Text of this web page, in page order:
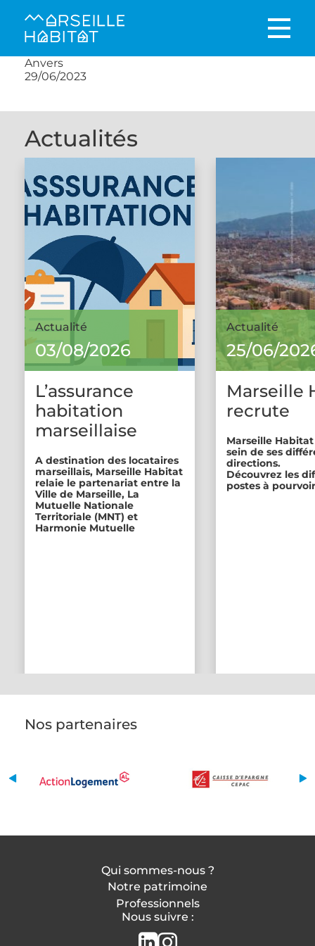
Anvers
29/06/2023
Actualités
Actualité
03/08/2026
L’assurance
habitation
marseillaise
A destination des locataires
marseillais, Marseille Habitat
relaie le partenariat entre la
Ville de Marseille, La
Mutuelle Nationale
Territoriale (MNT) et
Harmonie Mutuelle
Actualité
25/06/
Marseille
recrute
Marseille
sein de ses
directions.
Découvrez les
postes à
Nos partenaires
Qui sommes-nous ?
Notre patrimoine
Professionnels
Nous suivre :